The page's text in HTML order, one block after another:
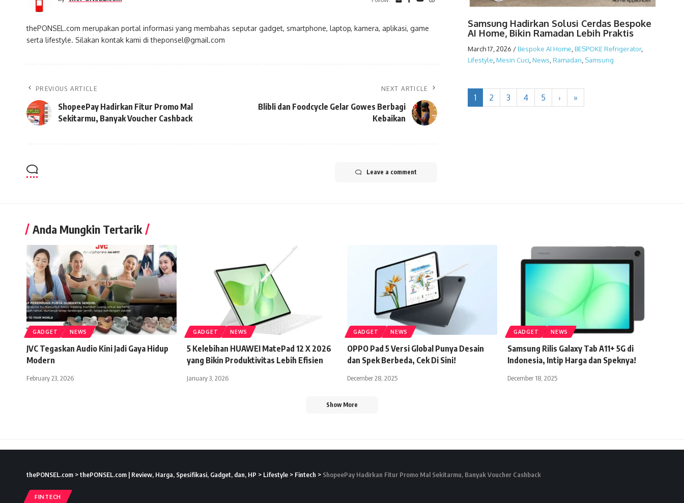
thePONSEL.com merupakan portal informasi yang membahas seputar gadget, smartphone, laptop, kamera, aplikasi, game
serta lifestyle. Silakan kontak kami di theponsel@gmail.com
PREVIOUS ARTICLE
ShopeePay Hadirkan Fitur Promo Mal
Sekitarmu, Banyak Voucher Cashback
NEXT ARTICLE
Blibli dan Foodcycle Gelar Gowes Berbagi
Kebaikan
Leave a comment
Samsung Hadirkan Solusi Cerdas Bespoke
AI Home, Bikin Ramadan Lebih Praktis
March 17, 2026 /Bespoke AI Home BESPOKE Refrigerator,
Lifestyle Mesin Cuci News Ramadan Samsung
1 2 3 4 5 › »
Anda Mungkin Tertarik
GADGET NEWS
JVC Tegaskan Audio Kini Jadi Gaya Hidup
Modern
February 23, 2026
GADGET NEWS
5 Kelebihan HUAWEI MatePad 12 X 2026
yang Bikin Produktivitas Lebih Efisien
January 3, 2026
GADGET NEWS
OPPO Pad 5 Versi Global Punya Desain
dan Spek Berbeda, Cek Di Sini!
December 28, 2025
GADGET NEWS
Samsung Rilis Galaxy Tab A11+ 5G di
Indonesia, Intip Harga dan Speknya!
December 18, 2025
Show More
thePONSEL.com >thePONSEL.com | Review, Harga, Spesifikasi, Gadget, dan, HP > Lifestyle > Fintech > ShopeePay Hadirkan Fitur Promo Mal Sekitarmu, Banyak Voucher Cashback
FINTECH